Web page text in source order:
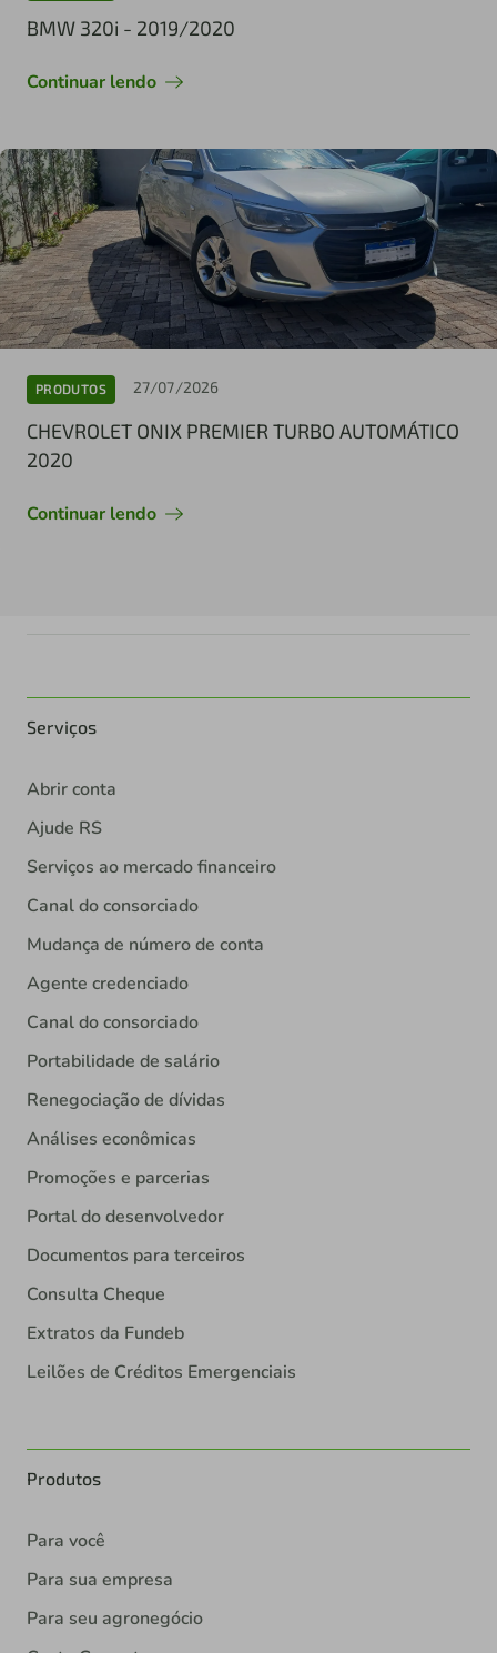
BMW 320i - 2019/2020
Continuar lendo
PRODUTOS 27/07/2026
CHEVROLET ONIX PREMIER TURBO AUTOMÁTICO
2020
Continuar lendo
Serviços
Abrir conta
Ajude RS
Serviços ao mercado financeiro
Canal do consorciado
Mudança de número de conta
Agente credenciado
Canal do consorciado
Portabilidade de salário
Renegociação de dívidas
Análises econômicas
Promoções e parcerias
Portal do desenvolvedor
Documentos para terceiros
Consulta Cheque
Extratos da Fundeb
Leilões de Créditos Emergenciais
Produtos
Para você
Para sua empresa
Para seu agronegócio